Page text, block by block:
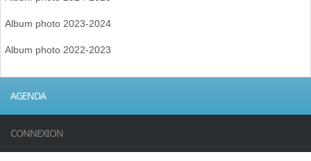
Album photo 2023-2024
Album photo 2022-2023
AGENDA
CONNEXION